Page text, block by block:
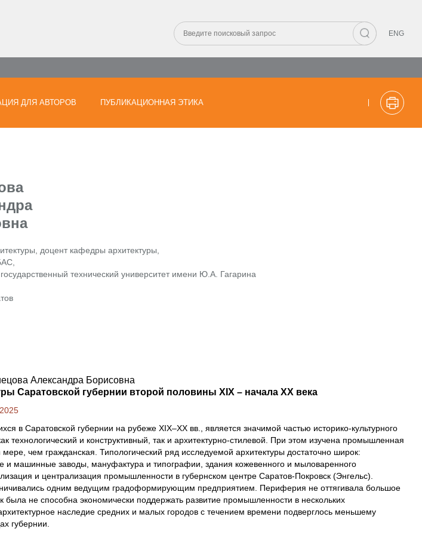
ENG
ДЛЯ АВТОРОВ ПУБЛИКАЦИОННАЯ ЭТИКА
доцент кафедры архитектуры,
технический университет имени Ю.А. Гагарина
Александра Борисовна
Саратовской губернии второй половины XIX – начала ХХ века
в Саратовской губернии на рубеже ХIХ–ХХ вв., является значимой частью историко-культурного
технологический и конструктивный, так и архитектурно-стилевой. При этом изучена промышленная
чем гражданская. Типологический ряд исследуемой архитектуры достаточно широк:
и машинные заводы, мануфактура и типографии, здания кожевенного и мыловаренного
и централизация промышленности в губернском центре Саратов-Покровск (Энгельс).
одним ведущим градоформирующим предприятием. Периферия не оттягивала большое
была не способна экономически поддержать развитие промышленности в нескольких
наследие средних и малых городов с течением времени подверглось меньшему
губернии.